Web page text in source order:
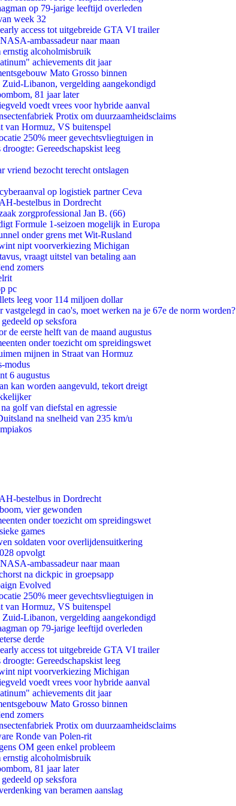
op 79-jarige leeftijd overleden
week 32
access tot uitgebreide GTA VI trailer
ambassadeur naar maan
ernstig alcoholmisbruik
achievements dit jaar
Mato Grosso binnen
Libanon, vergelding aangekondigd
81 jaar later
voedt vrees voor hybride aanval
Protix om duurzaamheidsclaims
van Hormuz, VS buitenspel
250% meer gevechtsvliegtuigen in
Gereedschapskist leeg
vriend bezocht terecht ontslagen
op logistiek partner Ceva
bestelbus in Dordrecht
zorgprofessional Jan B. (66)
Formule 1-seizoen mogelijk in Europa
onder grens met Wit-Rusland
nipt voorverkiezing Michigan
vraagt uitstel van betaling aan
zomers
pc
leeg voor 114 miljoen dollar
in cao's, moet werken na je 67e de norm worden?
op seksfora
eerste helft van de maand augustus
onder toezicht om spreidingswet
mijnen in Straat van Hormuz
modus
6 augustus
kan worden aangevuld, tekort dreigt
golf van diefstal en agressie
na snelheid van 235 km/u
bestelbus in Dordrecht
vier gewonden
onder toezicht om spreidingswet
games
soldaten voor overlijdensuitkering
opvolgt
ambassadeur naar maan
na dickpic in groepsapp
Evolved
250% meer gevechtsvliegtuigen in
van Hormuz, VS buitenspel
Libanon, vergelding aangekondigd
op 79-jarige leeftijd overleden
derde
access tot uitgebreide GTA VI trailer
Gereedschapskist leeg
nipt voorverkiezing Michigan
voedt vrees voor hybride aanval
achievements dit jaar
Mato Grosso binnen
zomers
Protix om duurzaamheidsclaims
Ronde van Polen-rit
OM geen enkel probleem
ernstig alcoholmisbruik
81 jaar later
op seksfora
van beramen aanslag